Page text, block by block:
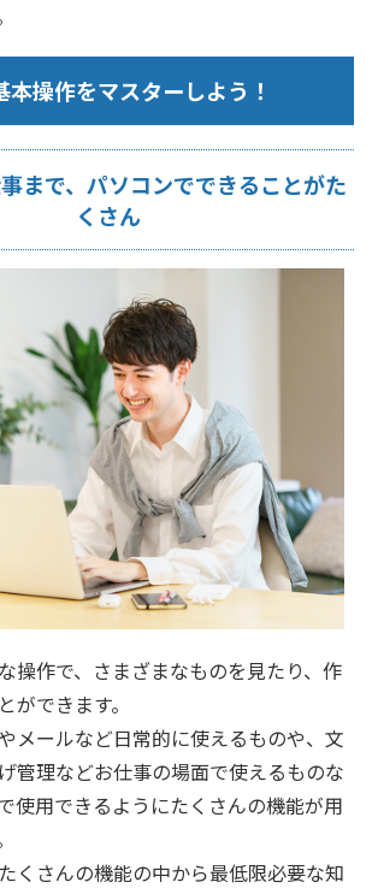
操作をマスターしよう！
まで、パソコンでできることがた
くさん
操作で、さまざまなものを見たり、作
ができます。
メールなど日常的に使えるものや、文
管理などお仕事の場面で使えるものな
使用できるようにたくさんの機能が用
くさんの機能の中から最低限必要な知